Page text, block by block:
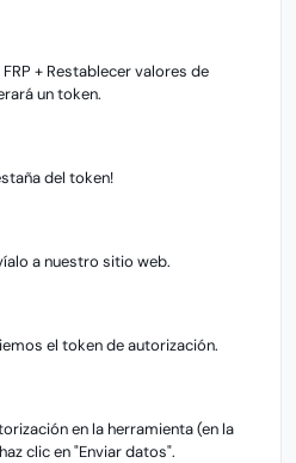
+ Restablecer valores de
un token.
del token!
a nuestro sitio web.
el token de autorización.
en la herramienta (en la
clic en "Enviar datos".